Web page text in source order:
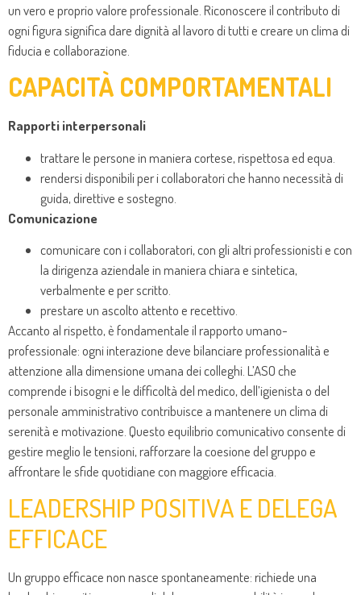
un vero e proprio valore professionale. Riconoscere il contributo di
ogni figura significa dare dignità al lavoro di tutti e creare un clima di
fiducia e collaborazione.
CAPACITÀ COMPORTAMENTALI
Rapporti interpersonali
trattare le persone in maniera cortese, rispettosa ed equa.
rendersi disponibili per i collaboratori che hanno necessità di
guida, direttive e sostegno.
Comunicazione
comunicare con i collaboratori, con gli altri professionisti e con
la dirigenza aziendale in maniera chiara e sintetica,
verbalmente e per scritto.
prestare un ascolto attento e recettivo.
Accanto al rispetto, è fondamentale il rapporto umano-
professionale: ogni interazione deve bilanciare professionalità e
attenzione alla dimensione umana dei colleghi. L’ASO che
comprende i bisogni e le difficoltà del medico, dell’igienista o del
personale amministrativo contribuisce a mantenere un clima di
serenità e motivazione. Questo equilibrio comunicativo consente di
gestire meglio le tensioni, rafforzare la coesione del gruppo e
affrontare le sfide quotidiane con maggiore efficacia.
LEADERSHIP POSITIVA E DELEGA
EFFICACE
Un gruppo efficace non nasce spontaneamente: richiede una